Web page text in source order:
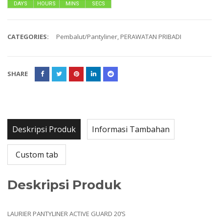
DAYS HOURS MINS SECS
CATEGORIES: Pembalut/Pantyliner, PERAWATAN PRIBADI
SHARE
Deskripsi Produk Informasi Tambahan
Custom tab
Deskripsi Produk
LAURIER PANTYLINER ACTIVE GUARD 20’S